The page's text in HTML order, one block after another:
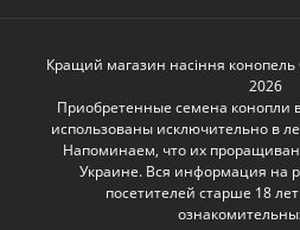
Кращий магазин насіння конопель
2026
Приобретенные семена конопли
использованы исключительно в
Напоминаем, что их
Украине. Вся информация на
посетителей старше 18